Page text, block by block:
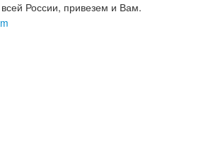
России, привезем и Вам.